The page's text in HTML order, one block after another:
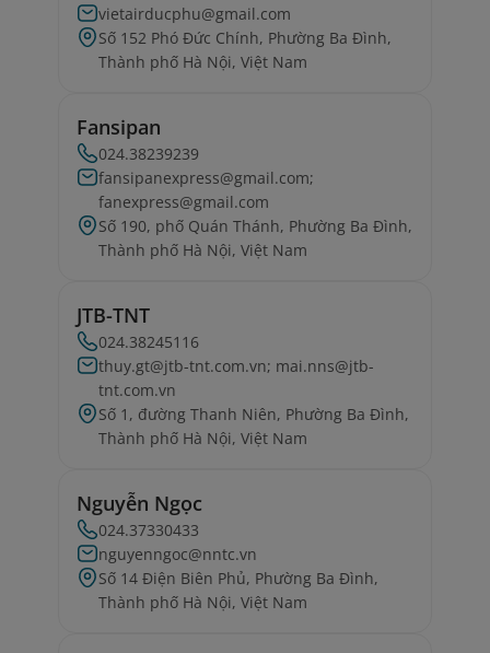
vietairducphu@gmail.com
Số 152 Phó Đức Chính, Phường Ba Đình,
Thành phố Hà Nội, Việt Nam
Fansipan
024.38239239
fansipanexpress@gmail.com;
fanexpress@gmail.com
Số 190, phố Quán Thánh, Phường Ba Đình,
Thành phố Hà Nội, Việt Nam
JTB-TNT
024.38245116
thuy.gt@jtb-tnt.com.vn; mai.nns@jtb-
tnt.com.vn
Số 1, đường Thanh Niên, Phường Ba Đình,
Thành phố Hà Nội, Việt Nam
Nguyễn Ngọc
024.37330433
nguyenngoc@nntc.vn
Số 14 Điện Biên Phủ, Phường Ba Đình,
Thành phố Hà Nội, Việt Nam